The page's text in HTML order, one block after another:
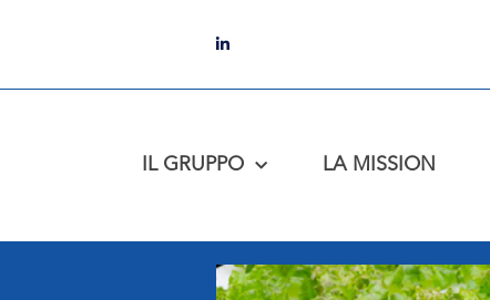
IL GRUPPO LA MISSION